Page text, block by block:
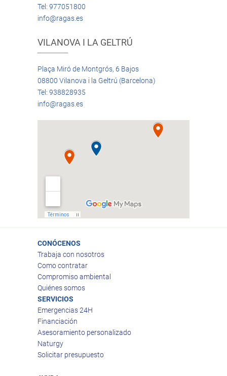
Tel: 977051800
info@ragas.es
VILANOVA I LA GELTRÚ
Plaça Miró de Montgrós, 6 Bajos
08800 Vilanova i la Geltrú (Barcelona)
Tel: 938828935
info@ragas.es
CONÓCENOS
Trabaja con nosotros
Como contratar
Compromiso ambiental
Quiénes somos
SERVICIOS
Emergencias 24H
Financiación
Asesoramiento personalizado
Naturgy
Solicitar presupuesto